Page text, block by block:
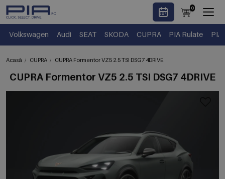
0
Volkswagen Audi SEAT SKODA CUPRA PIA Rulate PIA
Acasă CUPRA CUPRA Formentor VZ5 2.5 TSI DSG7 4DRIVE
CUPRA Formentor VZ5 2.5 TSI DSG7 4DRIVE